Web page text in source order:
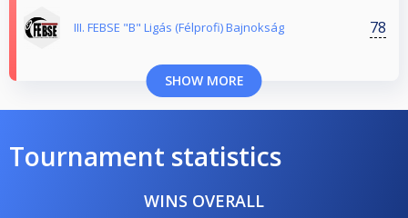
III. FEBSE "B" Ligás (Félprofi) Bajnokság 78
SHOW MORE
Tournament statistics
WINS OVERALL